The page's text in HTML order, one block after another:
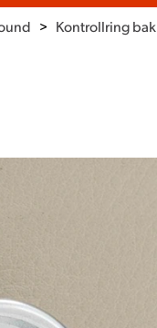
> Kontrollring bak